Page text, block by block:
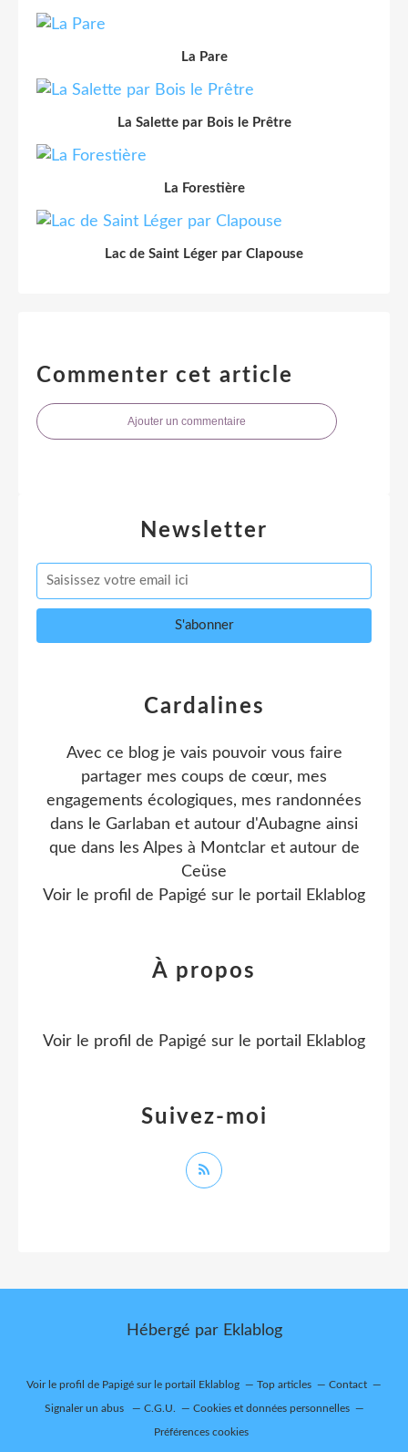
La Pare
La Salette par Bois le Prêtre
La Forestière
Lac de Saint Léger par Clapouse
Commenter cet article
Ajouter un commentaire
Newsletter
Cardalines
Avec ce blog je vais pouvoir vous faire
partager mes coups de cœur, mes
engagements écologiques, mes randonnées
dans le Garlaban et autour d'Aubagne ainsi
que dans les Alpes à Montclar et autour de
Ceüse
Voir le profil de Papigé sur le portail Eklablog
Suivez-moi
À propos
Voir le profil de Papigé sur le portail Eklablog
Hébergé par Eklablog
Voir le profil de Papigé sur le portail Eklablog Top articles Contact
Signaler un abus C.G.U. Cookies et données personnelles
Préférences cookies